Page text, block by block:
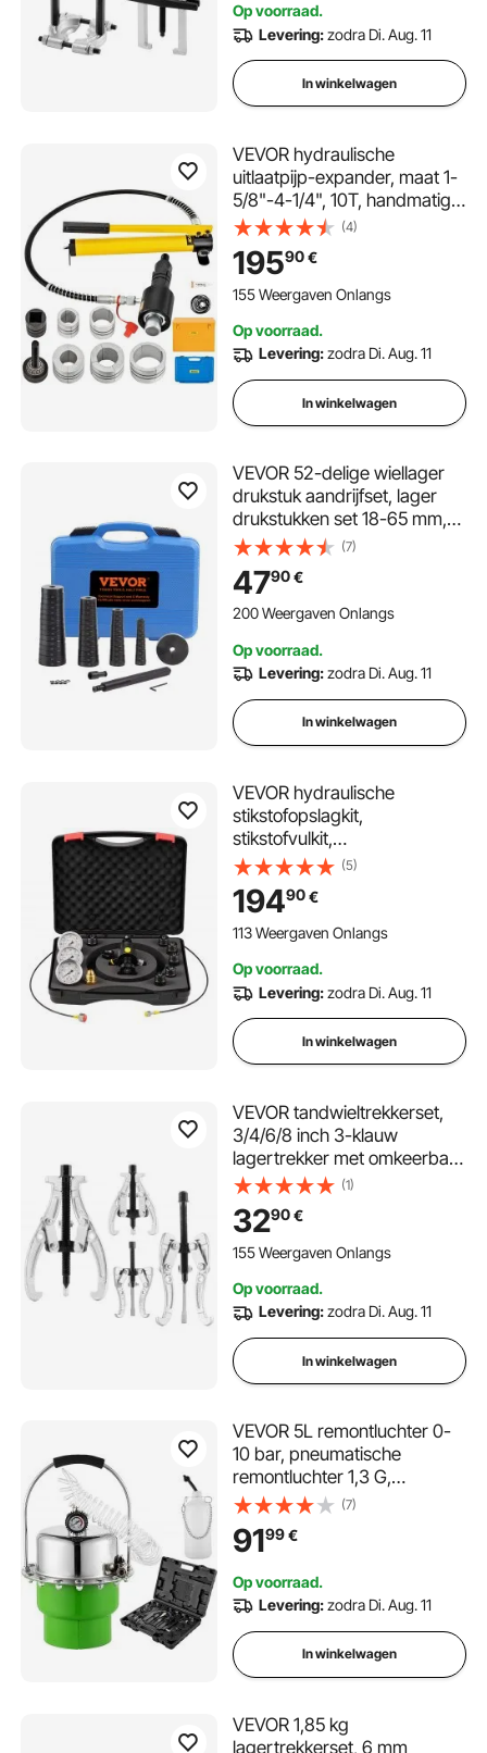
Op voorraad.
Levering:zodra Di. Aug. 11
In winkelwagen
VEVOR hydraulische
uitlaatpijp-expander, maat 1-
5/8"-4-1/4", 10T, handmatige
hydraulische pijp-stretcher
met 4 matrijzen en 2
opbergkoffers voor koperen
en aluminium pijpen in
(4)
19590€
155 Weergaven Onlangs
Op voorraad.
Levering:zodra Di. Aug. 11
In winkelwagen
VEVOR 52-delige wiellager
drukstuk aandrijfset, lager
drukstukken set 18-65 mm,
meenemer voor lagerbussen,
asafdichtingslager
persgereedschap, montage
schijven, bussen,
persgereedschap
(7)
4790€
200 Weergaven Onlangs
Op voorraad.
Levering:zodra Di. Aug. 11
In winkelwagen
VEVOR hydraulische
stikstofopslagkit,
stikstofvulkit,
druktestsysteem met 3
meters (1500, 4000, 6000
PSI), 6 adapterkoppelingen, 1
gasslang, 1 klep, 1 CGA580-
(5)
19490€
113 Weergaven Onlangs
Op voorraad.
Levering:zodra Di. Aug. 11
In winkelwagen
VEVOR tandwieltrekkerset,
3/4/6/8 inch 3-klauw
lagertrekker met omkeerbare
klauwen, 2-klauw/3-klauw
poelietrekker, voor het
verwijderen van poelies,
tandwiellagers en vliegwielen
(1)
3290€
155 Weergaven Onlangs
Op voorraad.
Levering:zodra Di. Aug. 11
In winkelwagen
VEVOR 5L remontluchter 0-
10 bar, pneumatische
remontluchter 1,3 G,
remontluchter, remontluchter,
remontluchter,
remontluchtingsset
(7)
9199€
Op voorraad.
Levering:zodra Di. Aug. 11
In winkelwagen
VEVOR 1,85 kg
lagertrekkerset, 6 mm